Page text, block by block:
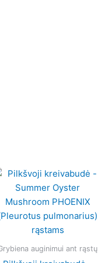
auginimui ant rąstų
Price
€6.00
through
€89.90